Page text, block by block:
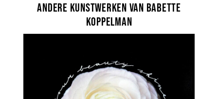
Andere kunstwerken van Babette
Koppelman